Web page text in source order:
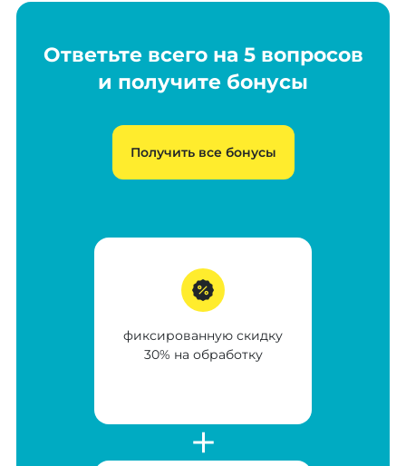
Ответьте всего на 5 вопросов
и получите бонусы
Получить все бонусы
фиксированную скидку
30% на обработку